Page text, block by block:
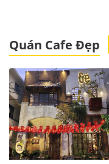
Quán Cafe Đẹp